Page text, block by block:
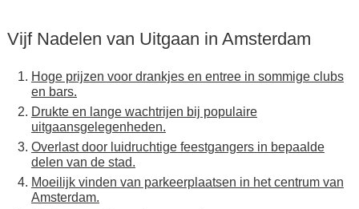
Vijf Nadelen van Uitgaan in Amsterdam
Hoge prijzen voor drankjes en entree in sommige clubs
en bars.
Drukte en lange wachtrijen bij populaire
uitgaansgelegenheden.
Overlast door luidruchtige feestgangers in bepaalde
delen van de stad.
Moeilijk vinden van parkeerplaatsen in het centrum van
Amsterdam.